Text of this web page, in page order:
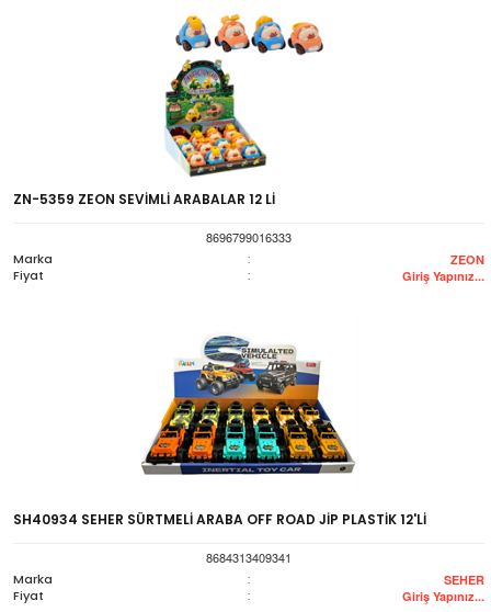
ZN-5359 ZEON SEVİMLİ ARABALAR 12 Lİ
8696799016333
Marka
: ZEON
Fiyat : Giriş Yapınız...
SH40934 SEHER SÜRTMELİ ARABA OFF ROAD JİP PLASTİK 12'Lİ
8684313409341
Marka
: SEHER
Fiyat : Giriş Yapınız...